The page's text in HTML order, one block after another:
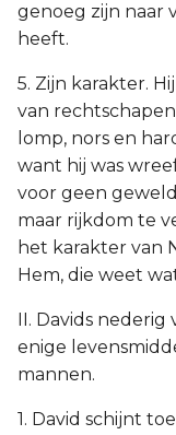
genoeg zijn naar
heeft.
5. Zijn karakter.
van
lomp, nors en
want hij was
voor geen
maar rijkdom te
het karakter van
Hem, die weet
II. Davids nederig
enige
mannen.
1. David schijnt